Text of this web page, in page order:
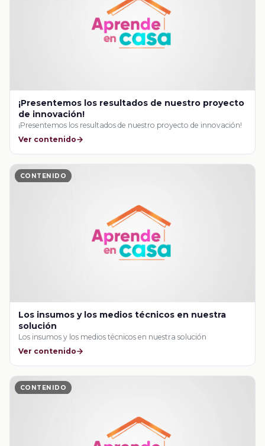
¡Presentemos los resultados de nuestro proyecto
de innovación!
¡Presentemos los resultados de nuestro proyecto de innovación!
Ver contenido
CONTENIDO
Los insumos y los medios técnicos en nuestra
solución
Los insumos y los medios técnicos en nuestra solución
Ver contenido
CONTENIDO